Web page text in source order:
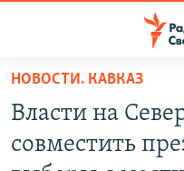
упрощенного
доступа
АВТОРСКИЕ ПРОЕКТЫ
НОВОСТИ. КАВКАЗ
Власти на
совместить